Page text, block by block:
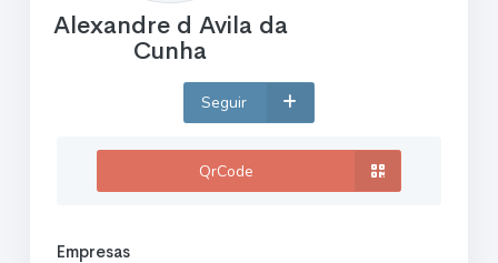
Alexandre d Avila da
Cunha
Seguir
QrCode
Empresas